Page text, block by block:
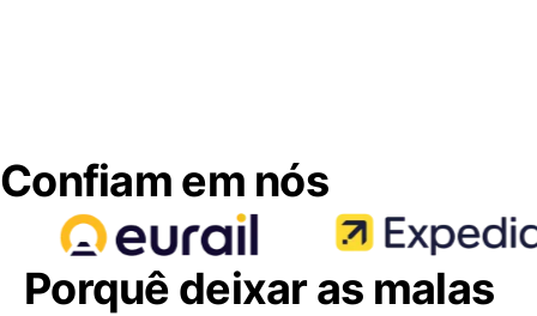
Confiam em nós
Porquê deixar as malas